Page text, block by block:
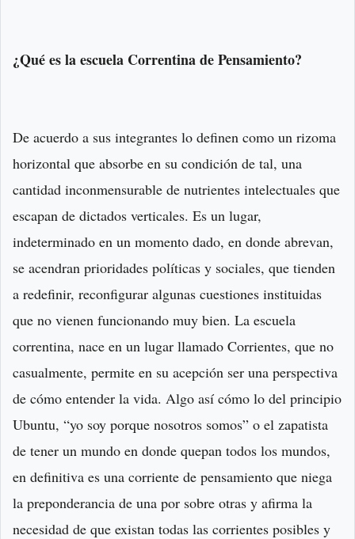
¿Qué es la escuela Correntina de Pensamiento?
De acuerdo a sus integrantes lo definen como un rizoma
horizontal que absorbe en su condición de tal, una
cantidad inconmensurable de nutrientes intelectuales que
escapan de dictados verticales. Es un lugar,
indeterminado en un momento dado, en donde abrevan,
se acendran prioridades políticas y sociales, que tienden
a redefinir, reconfigurar algunas cuestiones instituidas
que no vienen funcionando muy bien. La escuela
correntina, nace en un lugar llamado Corrientes, que no
casualmente, permite en su acepción ser una perspectiva
de cómo entender la vida. Algo así cómo lo del principio
Ubuntu, “yo soy porque nosotros somos” o el zapatista
de tener un mundo en donde quepan todos los mundos,
en definitiva es una corriente de pensamiento que niega
la preponderancia de una por sobre otras y afirma la
necesidad de que existan todas las corrientes posibles y